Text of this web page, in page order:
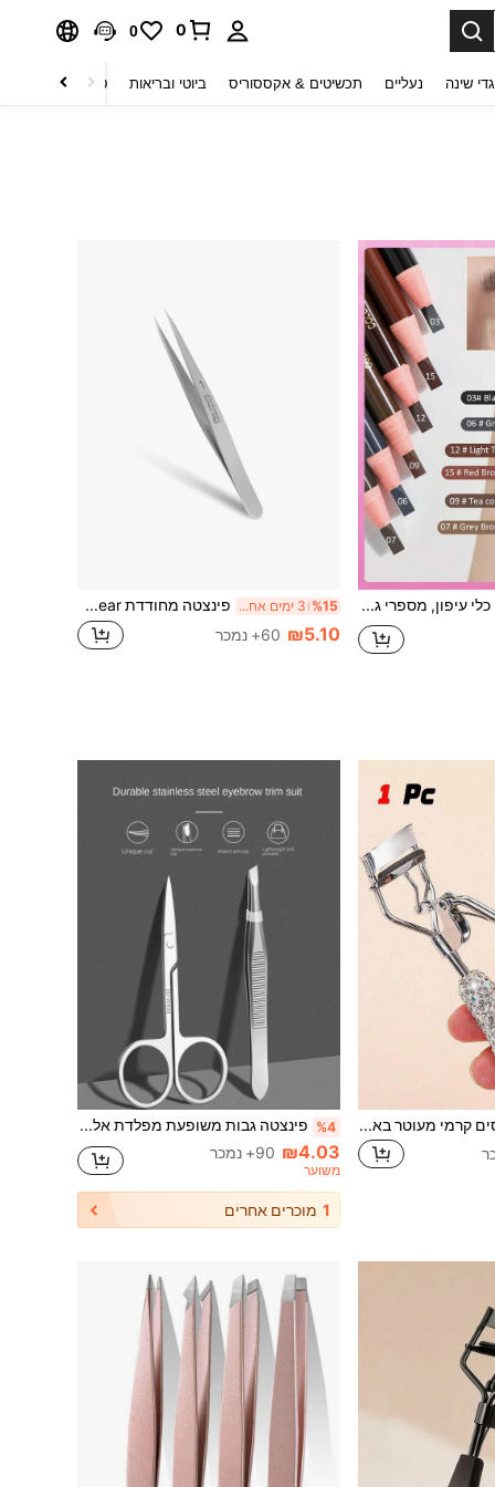
0
0
שינה נעליים תכשיטים & אקססוריס ביוטי ובריאות טקסטיל לבית
כלי עיפון גבות, כלי עיפון, מספרי גבות, כלי עיפון גבות עם מקור ברווז, כלי עיפון עיצוב רקמה, כבל בסיס עיפון שטוח מיוחד רב תכליתי, כלי עיפון ידני, כלי איפור, עיפון רב תכליתי %15 3 ימים אחרונים פינצטה מחודדת CYBear לנשים לשיער פנים, פינצטה מדויקת ללא פערים לגבות, שיער סנטר, שיער חודרני, רסיסים, הסרת זכוכית, איפור, זול, עיצוב חדר, איפור, טיולים, חדר שינה, אביזרי איפור, פינצטה, זול, ממלאי גרביים, איפור, כלי איפור, דברים זולים, מתנות, מתנות לנשים, מתנות חג המולד, מתנות, טיולים, דברים זולים, פריטים חיוניים לטיולים
₪5.10 60+ נמכר
1 יחידות מסלסל ריסים קרמי מעוטר באבני חן פרימיום עם ידית גומי, נייד, איפור, זול, עיצוב חדר, שולחן איפור, טיולים, חדר שינה, אביזרי איפור, מסלסל ריסים, זול, מזכרות לגרביים, איפור, כלי איפור, דברים זולים, מתנות, מתנות לנשים, מתנות לחג המולד, מתנות, טיולים, דברים זולים, פריט חיוני לטיולים %4 פינצטה גבות משופעת מפלדת אל-חלד, מספריים וסט גוזם לעיצוב גבות, מתנות, טיולים, דברים זולים, פריט חיוני לטיולים
₪4.03 90+ נמכר
משוער
1 מוכרים אחרים